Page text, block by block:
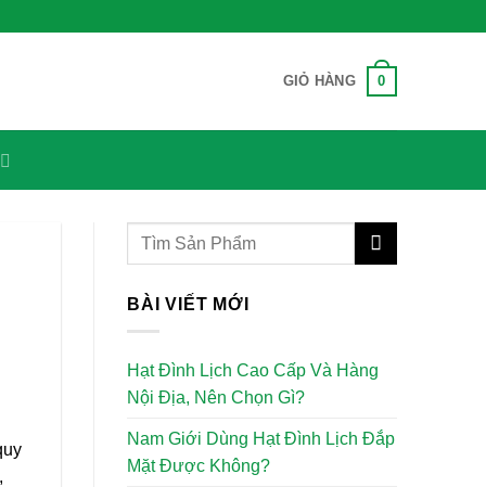
GIỎ HÀNG 0
BÀI VIẾT MỚI
Hạt Đình Lịch Cao Cấp Và Hàng
Nội Địa, Nên Chọn Gì?
Nam Giới Dùng Hạt Đình Lịch Đắp
Mặt Được Không?